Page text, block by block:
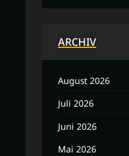
ARCHIV
August 2026
Juli 2026
Juni 2026
Mai 2026